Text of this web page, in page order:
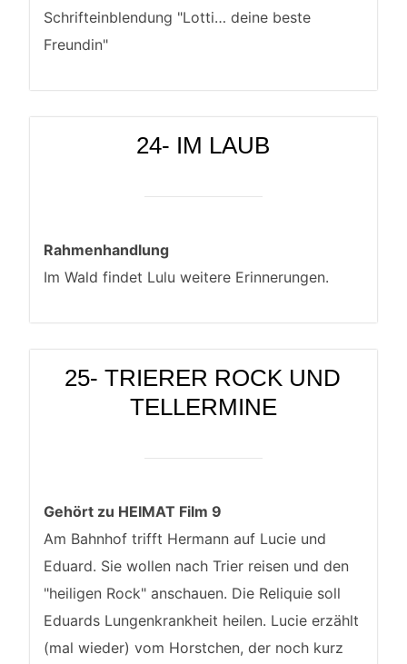
Schrifteinblendung "Lotti… deine beste
Freundin"
24- IM LAUB
Rahmenhandlung
Im Wald findet Lulu weitere Erinnerungen.
25- TRIERER ROCK UND
TELLERMINE
Gehört zu HEIMAT Film 9
Am Bahnhof trifft Hermann auf Lucie und
Eduard. Sie wollen nach Trier reisen und den
"heiligen Rock" anschauen. Die Reliquie soll
Eduards Lungenkrankheit heilen. Lucie erzählt
(mal wieder) vom Horstchen, der noch kurz